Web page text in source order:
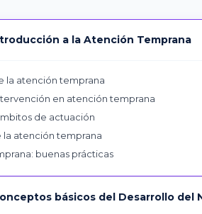
a la Atención Temprana
la atención temprana
en atención temprana
de actuación
la atención temprana
buenas prácticas
básicos del Desarrollo del